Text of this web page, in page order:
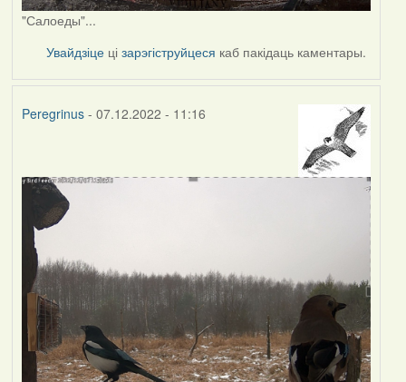
"Салоеды"...
Увайдзіце цізарэгіструйцеся каб пакідаць каментары.
Peregrinus- 07.12.2022 - 11:16